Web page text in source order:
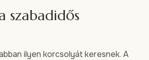
szabadidős
ilyen korcsolyát keresnek. A